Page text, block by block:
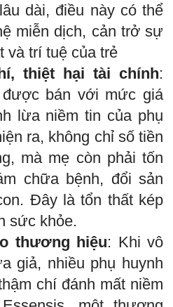
dài, điều này có thể
miễn dịch, cản trở sự
và trí tuệ của trẻ
thiệt hại tài chính:
bán với mức giá
lừa niềm tin của phụ
ra, không chỉ số tiền
mà mẹ còn phải tốn
chữa bệnh, đổi sản
Đây là tổn thất kép
sức khỏe.
thương hiệu: Khi vô
giả, nhiều phụ huynh
chí đánh mất niềm